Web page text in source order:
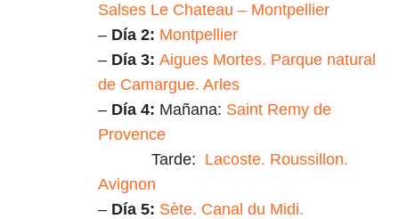
Salses Le Chateau – Montpellier
– Día 2: Montpellier
– Día 3: Aigues Mortes. Parque natural
de Camargue. Arles
– Día 4: Mañana: Saint Remy de
Provence
Tarde: Lacoste. Roussillon.
Avignon
– Día 5: Sète. Canal du Midi.